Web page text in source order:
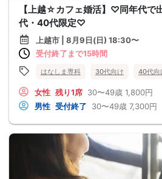
【上越☆カフェ婚活】♡同年代
代・40代限定♡
上越市 | 8月9日(日) 18:30〜
受付終了まで15時間
はなしま専科 30代向け 40代向
女性 残り1席 30〜49歳 1,800円
男性 受付終了 30〜49歳 7,300円